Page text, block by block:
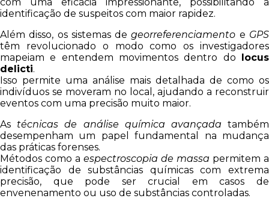
identificação de suspeitos com maior rapidez.
Além disso, os sistemas degeorreferenciamento e GPS
têm revolucionado o modo como os investigadores
mapeiam e entendem movimentos dentro do locus
delicti.
Isso permite uma análise mais detalhada de como os
indivíduos se moveram no local, ajudando a reconstruir
eventos com uma precisão muito maior.
As técnicas de análise química avançada também
desempenham um papel fundamental na mudança
das práticas forenses.
Métodos como a espectroscopia de massa permitem a
identificação de substâncias químicas com extrema
precisão, que pode ser crucial em casos de
envenenamento ou uso de substâncias controladas.